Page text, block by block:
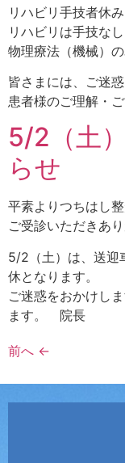
リハビリ手技者休
リハビリは手技なし
物理療法（機械）の
皆さまには、ご迷
患者様のご理解・
5/2（土
らせ
平素よりつちはし
ご受診いただきあ
5/2（土）は、送迎
休となります。
ご迷惑をおかけし
ます。 院長
前へ ←